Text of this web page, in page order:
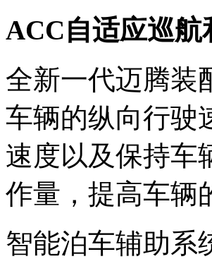
ACC自适应巡航
全新一代迈腾装
车辆的纵向行驶
速度以及保持车
作量，提高车辆
智能泊车辅助系